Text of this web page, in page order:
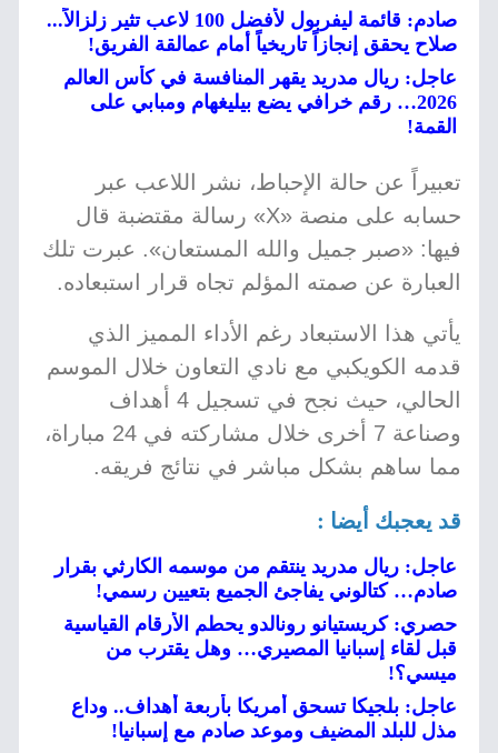
صادم: قائمة ليفربول لأفضل 100 لاعب تثير زلزالاً...
صلاح يحقق إنجازاً تاريخياً أمام عمالقة الفريق!
عاجل: ريال مدريد يقهر المنافسة في كأس العالم
2026… رقم خرافي يضع بيليغهام ومبابي على
القمة!
تعبيراً عن حالة الإحباط، نشر اللاعب عبر
حسابه على منصة «X» رسالة مقتضبة قال
فيها: «صبر جميل والله المستعان». عبرت تلك
العبارة عن صمته المؤلم تجاه قرار استبعاده.
يأتي هذا الاستبعاد رغم الأداء المميز الذي
قدمه الكويكبي مع نادي التعاون خلال الموسم
الحالي، حيث نجح في تسجيل 4 أهداف
وصناعة 7 أخرى خلال مشاركته في 24 مباراة،
مما ساهم بشكل مباشر في نتائج فريقه.
قد يعجبك أيضا :
عاجل: ريال مدريد ينتقم من موسمه الكارثي بقرار
صادم… كتالوني يفاجئ الجميع بتعيين رسمي!
حصري: كريستيانو رونالدو يحطم الأرقام القياسية
قبل لقاء إسبانيا المصيري… وهل يقترب من
ميسي؟!
عاجل: بلجيكا تسحق أمريكا بأربعة أهداف.. وداع
مذل للبلد المضيف وموعد صادم مع إسبانيا!